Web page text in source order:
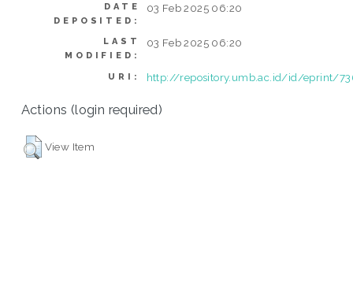
DATE
DEPOSITED:
03 Feb 2025 06:20
LAST
MODIFIED:
03 Feb 2025 06:20
URI: http://repository.umb.ac.id/id/eprint/
Actions (login required)
View Item